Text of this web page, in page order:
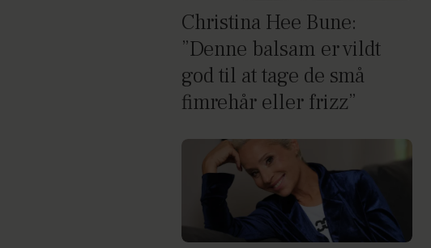
Christina Hee Bune:
”Denne balsam er vildt
god til at tage de små
fimrehår eller frizz”